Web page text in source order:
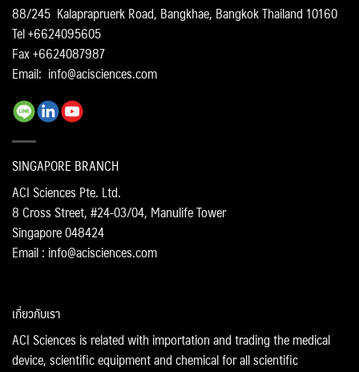
88/245 Kalaprapruerk Road, Bangkhae, Bangkok Thailand 10160
Tel +6624095605
Fax +6624087987
Email: info@acisciences.com
SINGAPORE BRANCH
ACI Sciences Pte. Ltd.
8 Cross Street, #24-03/04, Manulife Tower
Singapore 048424
Email : info@acisciences.com
เกี่ยวกับเรา
ACI Sciences is related with importation and trading the medical
device, scientific equipment and chemical for all scientific